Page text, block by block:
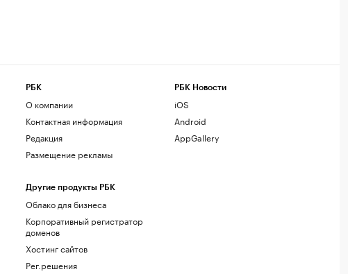
РБК
О компании
Контактная информация
Редакция
Размещение рекламы
Другие продукты РБК
Облако для бизнеса
Корпоративный регистратор
доменов
Хостинг сайтов
Рег.решения
РБК Новости
iOS
Android
AppGallery